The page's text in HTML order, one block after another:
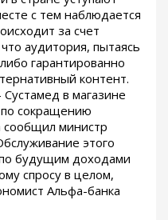
с тем наблюдается
за счет
аудитория, пытаясь
гарантированно
контент.
в магазине
по сокращению
сообщил министр
этого
будущим доходами
спросу в целом,
Альфа-банка